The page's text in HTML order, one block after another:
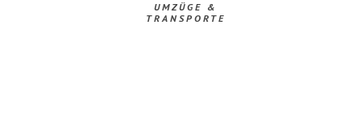
UMZÜGE &
TRANSPORTE